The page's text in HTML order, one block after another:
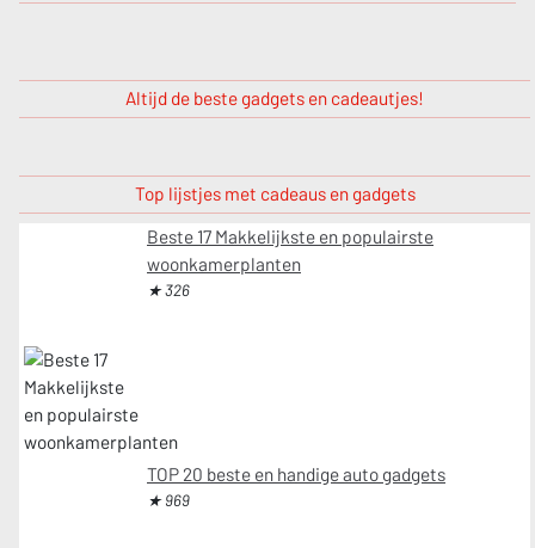
Altijd de beste gadgets en cadeautjes!
Top lijstjes met cadeaus en gadgets
Beste 17 Makkelijkste en populairste
woonkamerplanten
★ 326
TOP 20 beste en handige auto gadgets
★ 969